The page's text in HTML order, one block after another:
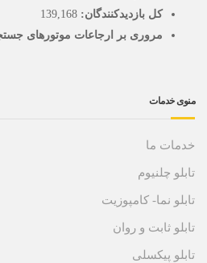
کل بازدیدکنند‌گان: 139,168
مروری بر ارجاعات موتورهای
منوی خدمات
خدمات ما
تابلو چلنیوم
تابلو نما- کامپوزیت
تابلو ثابت و روان
تابلو پیکسلی